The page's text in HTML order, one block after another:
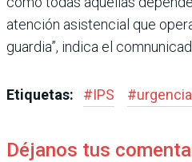
atención asistencial que
guardia”, indica el
Etiquetas: #IPS #
Déjanos tus